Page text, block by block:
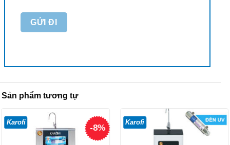
Sản phẩm tương tự
-8%
Karofi Karofi